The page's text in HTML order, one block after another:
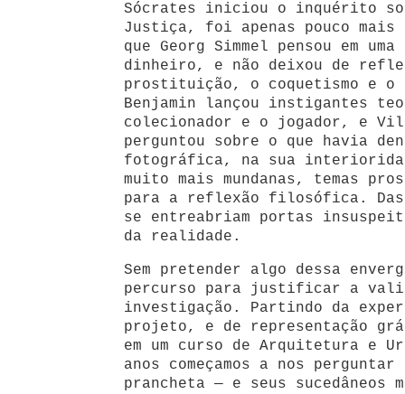
Sócrates iniciou o inquérito
Justiça, foi apenas pouco mais
que Georg Simmel pensou em
dinheiro, e não deixou de
prostituição, o coquetismo e o
Benjamin lançou instigantes
colecionador e o jogador, e
perguntou sobre o que havia
fotográfica, na sua
muito mais mundanas, temas
para a reflexão filosófica. Das
se entreabriam portas
da realidade.
Sem pretender algo dessa
percurso para justificar a
investigação. Partindo da
projeto, e de representação
em um curso de Arquitetura e
anos começamos a nos
prancheta — e seus sucedâneos